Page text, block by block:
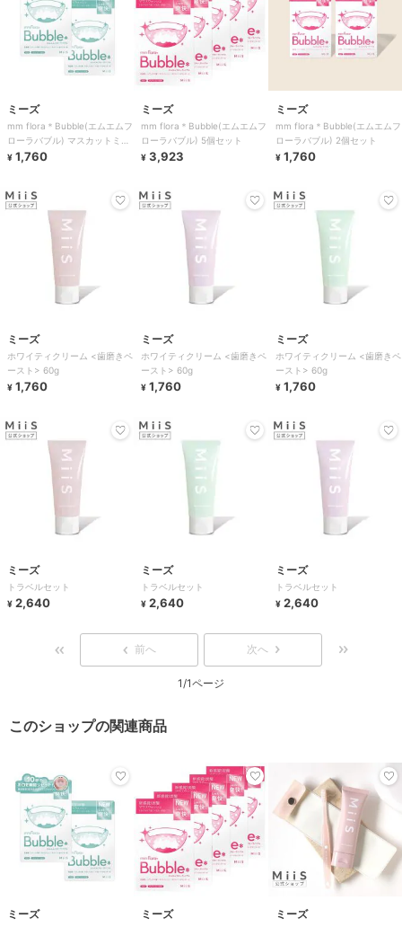
ミーズ
mm flora＊Bubble(エムエムフ
ローラバブル) マスカットミン
ト風味 2個セット
¥ 1,760
ミーズ
mm flora＊Bubble(エムエムフ
ローラバブル) 5個セット
¥ 3,923
ミーズ
mm flora＊Bubble(エムエムフ
ローラバブル) 2個セット
¥ 1,760
ミーズ
ホワイティクリーム <歯磨きペ
ースト> 60g
¥ 1,760
ミーズ
ホワイティクリーム <歯磨きペ
ースト> 60g
¥ 1,760
ミーズ
ホワイティクリーム <歯磨きペ
ースト> 60g
¥ 1,760
ミーズ
トラベルセット
¥ 2,640
ミーズ
トラベルセット
¥ 2,640
ミーズ
トラベルセット
¥ 2,640
前へ 次へ
1/1ページ
このショップの関連商品
ミーズ ミーズ ミーズ